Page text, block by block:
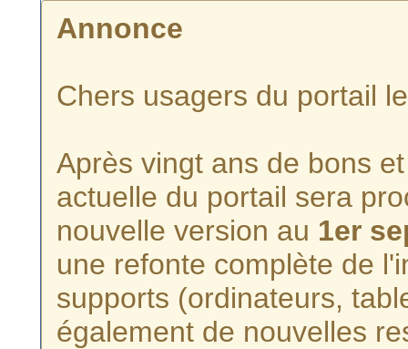
Annonce
Chers usagers du portail
Après vingt ans de bons
actuelle du portail sera
nouvelle version au 1er
une refonte complète de
supports (ordinateurs,
également de nouvelles